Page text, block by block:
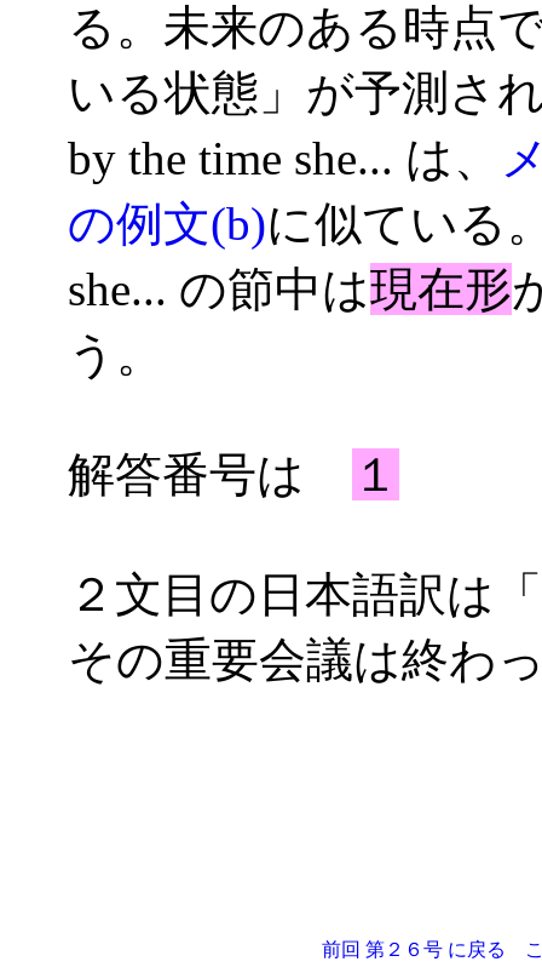
る。未来のある時点
いる状態」が予測さ
by the time she... は、
の例文(b)に似ている
she... の節中は現在形
う。
解答番号は １
２文目の日本語訳は
その重要会議は終わ
前回 第２６号 に戻る